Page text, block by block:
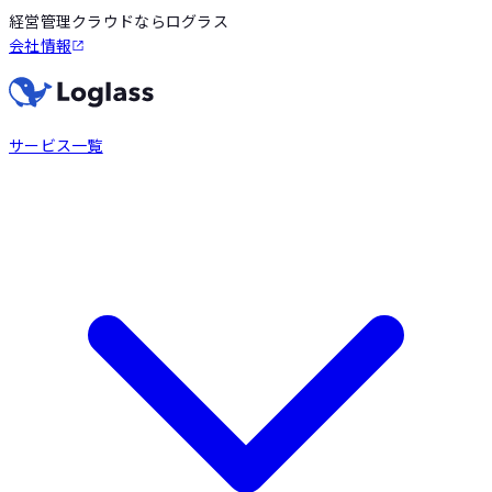
経営管理クラウドならログラス
会社情報
サービス一覧